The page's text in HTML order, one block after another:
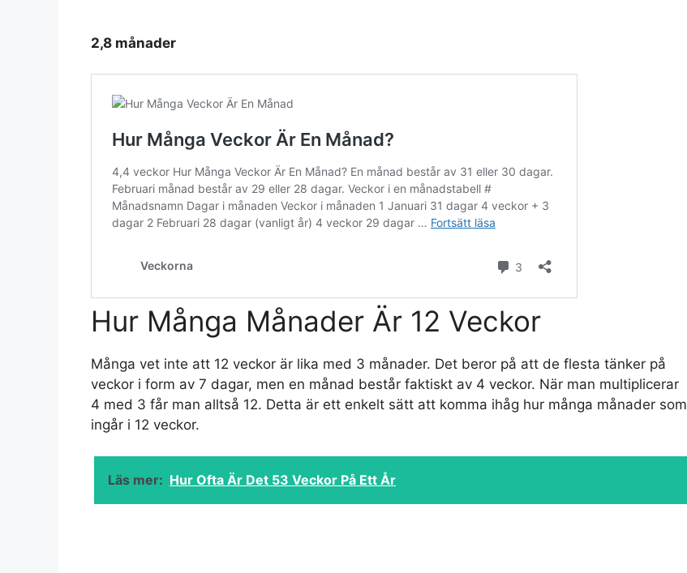
2,8 månader
Hur Många Månader Är 12 Veckor
Många vet inte att 12 veckor är lika med 3 månader. Det beror på att de flesta tänker på
veckor i form av 7 dagar, men en månad består faktiskt av 4 veckor. När man multiplicerar
4 med 3 får man alltså 12. Detta är ett enkelt sätt att komma ihåg hur många månader som
ingår i 12 veckor.
Läs mer: Hur Ofta Är Det 53 Veckor På Ett År